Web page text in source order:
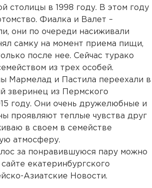
столицы в 1998 году. В этом году
Фиалка и Валет –
они по очереди насиживали
самку на момент приема пищи,
после нее. Сейчас турако
из трех особей.
Мармелад и Пастила переехали в
зверинец из Пермского
году. Они очень дружелюбные и
проявляют теплые чувства друг
в своем в семействе
атмосферу.
за понравившуюся пару можно
екатеринбургского
Азиатские Новости.